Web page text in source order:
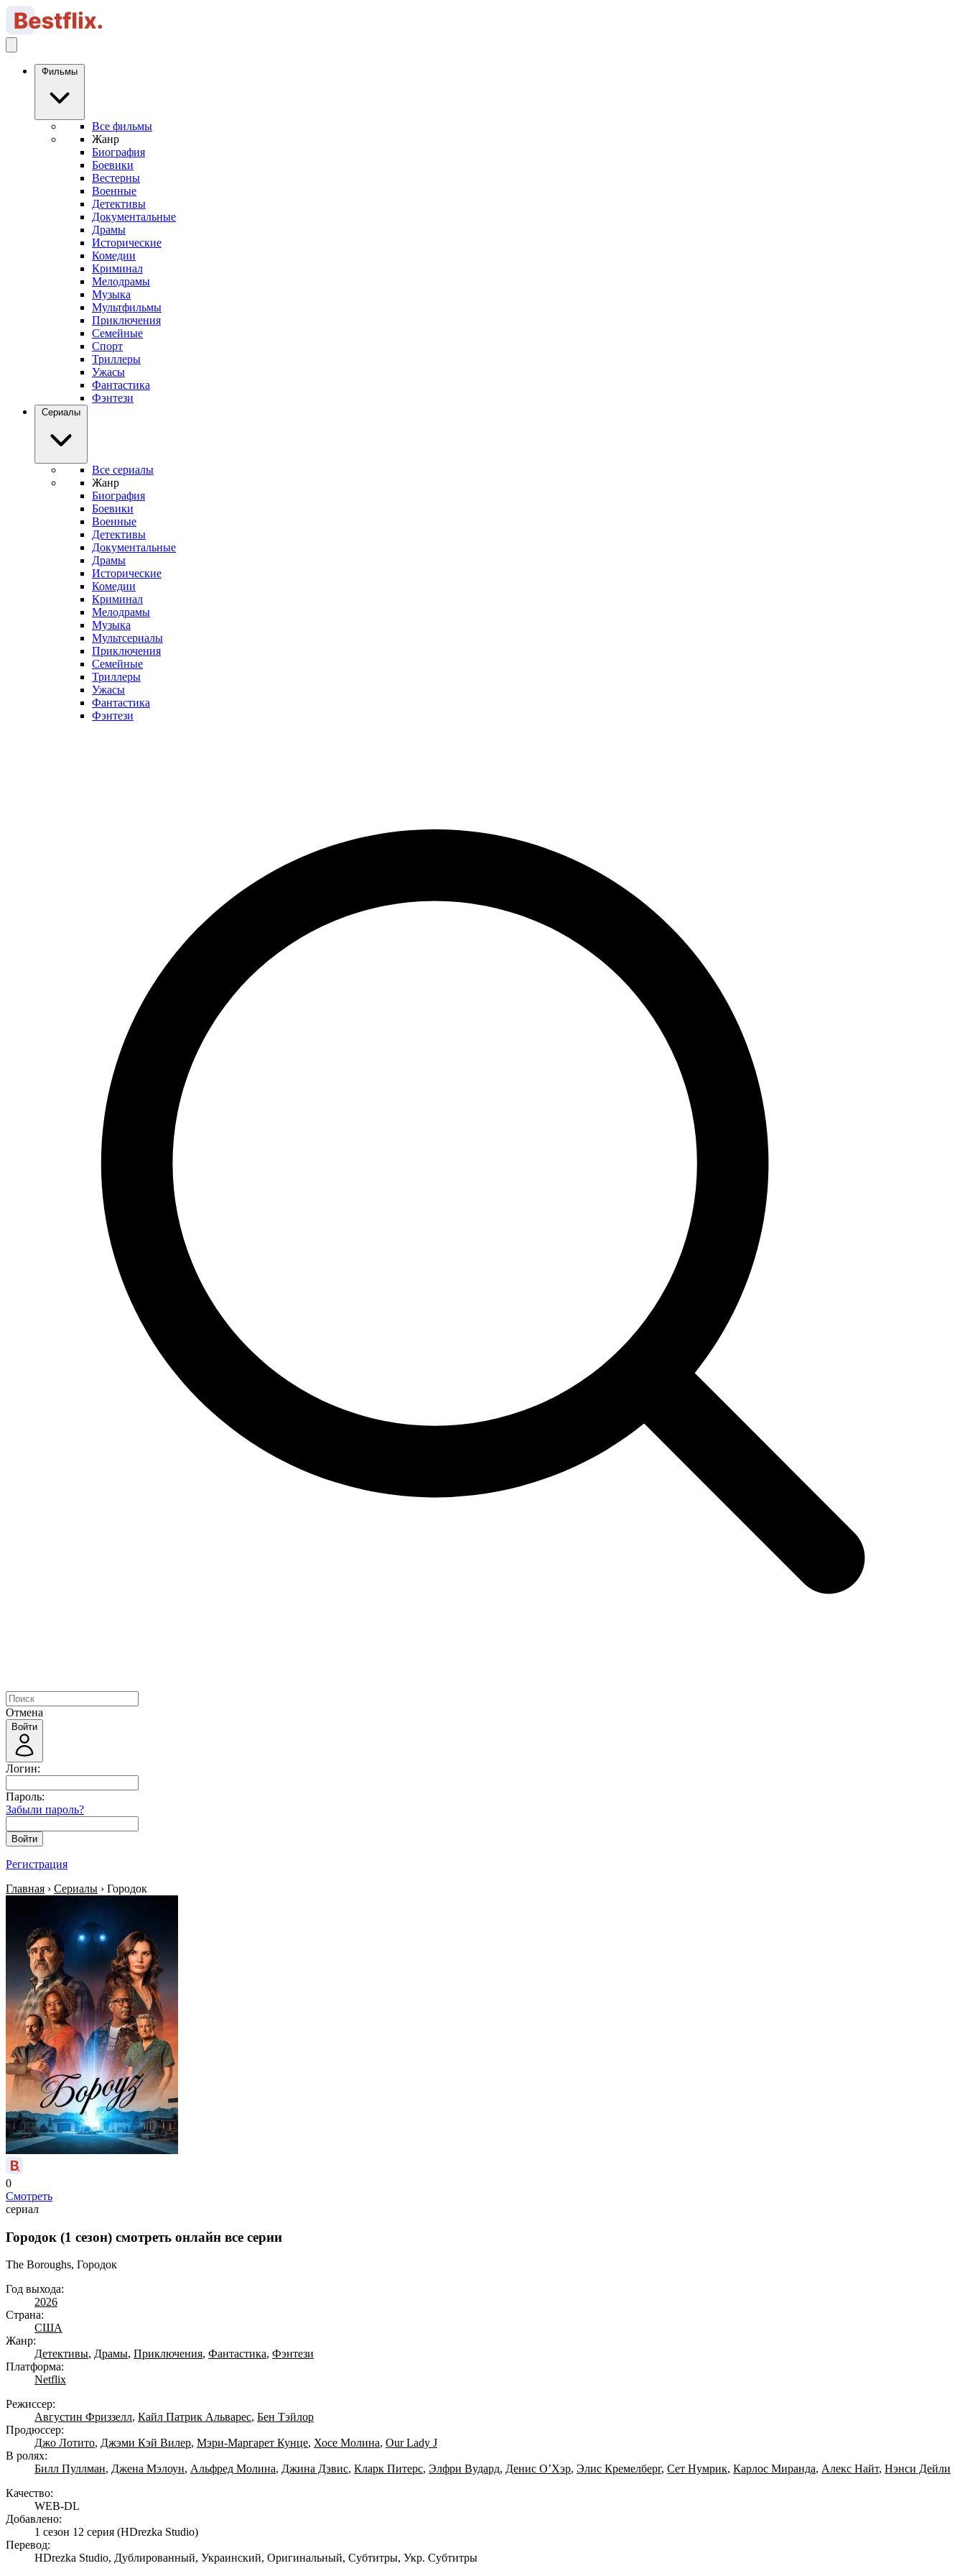
Фильмы
Все фильмы
Жанр
Биография
Боевики
Вестерны
Военные
Детективы
Документальные
Драмы
Исторические
Комедии
Криминал
Мелодрамы
Музыка
Мультфильмы
Приключения
Семейные
Спорт
Триллеры
Ужасы
Фантастика
Фэнтези
Сериалы
Все сериалы
Жанр
Биография
Боевики
Военные
Детективы
Документальные
Драмы
Исторические
Комедии
Криминал
Мелодрамы
Музыка
Мультсериалы
Приключения
Семейные
Триллеры
Ужасы
Фантастика
Фэнтези
Отмена
Войти
Логин:
Пароль:
Забыли пароль?
Войти
Регистрация
Главная › Сериалы › Городок
0
Смотреть
сериал
Городок (1 сезон) смотреть онлайн все серии
The Boroughs, Городок
Год выхода:
2026
Страна:
США
Жанр:
Детективы, Драмы, Приключения, Фантастика, Фэнтези
Платформа:
Netflix
Режиссер:
Августин Фриззелл, Кайл Патрик Альварес, Бен Тэйлор
Продюссер:
Джо Лотито, Джэми Кэй Вилер, Мэри-Маргарет Кунце, Хосе Молина, Our Lady J
В ролях:
Билл Пуллман, Джена Мэлоун, Альфред Молина, Джина Дэвис, Кларк Питерс, Элфри Вудард, Денис О’Хэр, Элис Кремелберг, Сет Нумрик, Карлос Миранда, Алекс Найт, Нэнси Дейли
Качество:
WEB-DL
Добавлено:
1 сезон 12 серия (HDrezka Studio)
Перевод:
HDrezka Studio, Дублированный, Украинский, Оригинальный, Субтитры, Укр. Субтитры